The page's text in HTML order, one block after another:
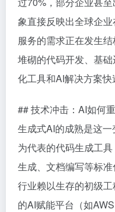
象直接反映出全球企
服务的需求正在发生
堆砌的代码开发、基
化工具和AI解决方案快
## 技术冲击：AI如何
生成式AI的成熟是这
为代表的代码生成工
生成、文档编写等标
行业赖以生存的初级
的AI赋能平台（如